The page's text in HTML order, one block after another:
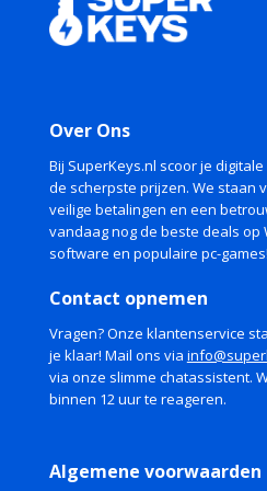
Over Ons
Bij SuperKeys.nl scoor je
de scherpste prijzen. We staan
veilige betalingen en een
vandaag nog de beste deals op
software en populaire pc-games!
Contact opnemen
Vragen? Onze klantenservice
je klaar! Mail ons via
via onze slimme chatassistent.
binnen 12 uur te reageren.
Algemene voorwaarden